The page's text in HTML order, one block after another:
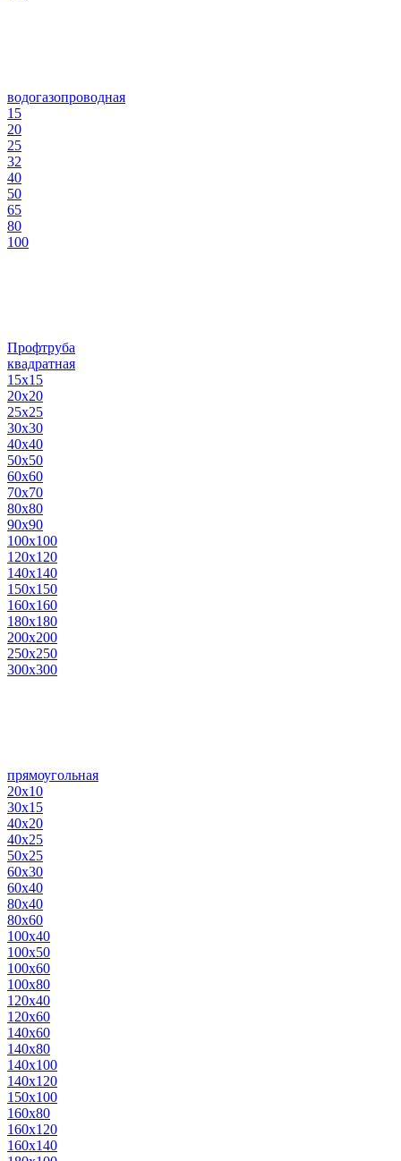
водогазопроводная
15
20
25
32
40
50
65
80
100
Профтруба
квадратная
15х15
20х20
25х25
30х30
40х40
50х50
60х60
70х70
80х80
90х90
100х100
120х120
140х140
150х150
160х160
180х180
200х200
250х250
300х300
прямоугольная
20х10
30х15
40х20
40х25
50х25
60х30
60х40
80х40
80х60
100х40
100х50
100х60
100х80
120х40
120х60
140х60
140х80
140х100
140х120
150х100
160х80
160х120
160х140